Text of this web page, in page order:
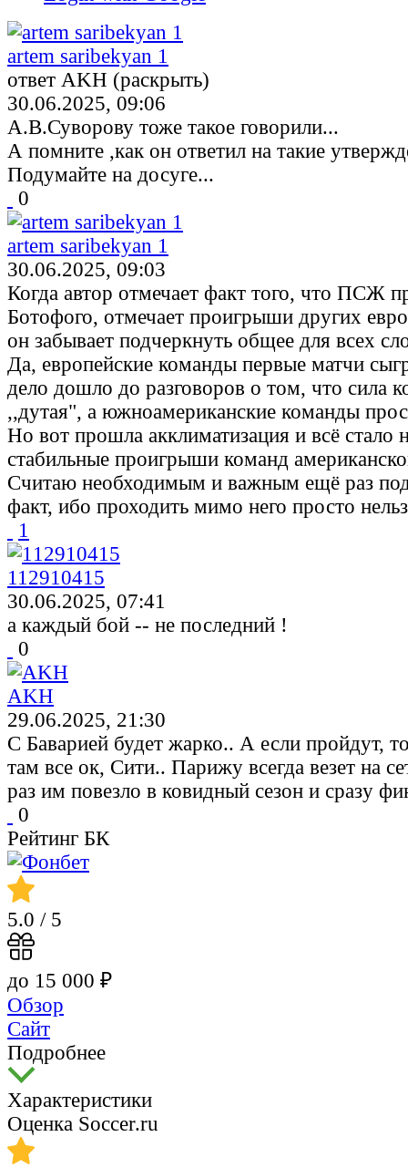
artem saribekyan 1
ответ AKH (раскрыть)
30.06.2025, 09:06
А.В.Суворову тоже такое говорили...
А помните ,как он ответил на такие
Подумайте на досуге...
0
artem saribekyan 1
30.06.2025, 09:03
Когда автор отмечает факт того, что ПСЖ
Ботофого, отмечает проигрыши других
он забывает подчеркнуть общее для всех
Да, европейские команды первые матчи
дело дошло до разговоров о том, что сила
,,дутая", а южноамериканские команды
Но вот прошла акклиматизация и всё стало
стабильные проигрыши команд
Считаю необходимым и важным ещё раз
факт, ибо проходить мимо него просто
1
112910415
30.06.2025, 07:41
а каждый бой -- не последний !
0
AKH
29.06.2025, 21:30
С Баварией будет жарко.. А если пройдут,
там все ок, Сити.. Парижу всегда везет на
раз им повезло в ковидный сезон и сразу
0
Рейтинг БК
5.0 / 5
до 15 000 ₽
Обзор
Сайт
Подробнее
Характеристики
Оценка Soccer.ru